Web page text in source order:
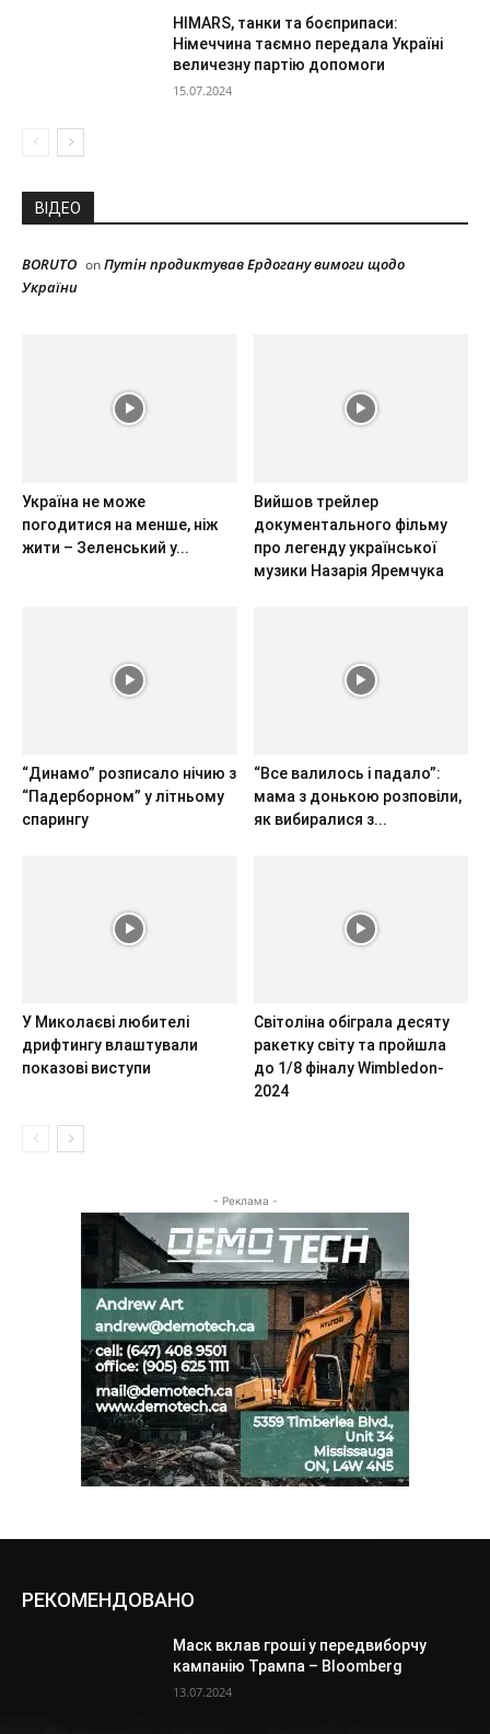
HIMARS, танки та боєприпаси:
Німеччина таємно передала Україні
величезну партію допомоги
15.07.2024
ВІДЕО
BORUTO onПутін продиктував Ердогану вимоги щодо
України
Україна не може
погодитися на менше, ніж
жити – Зеленський у...
Вийшов трейлер
документального фільму
про легенду української
музики Назарія Яремчука
“Динамо” розписало нічию з
“Падерборном” у літньому
спарингу
“Все валилось і падало”:
мама з донькою розповіли,
як вибиралися з...
У Миколаєві любителі
дрифтингу влаштували
показові виступи
Світоліна обіграла десяту
ракетку світу та пройшла
до 1/8 фіналу Wimbledon-
2024
- Реклама -
РЕКОМЕНДОВАНО
Маск вклав гроші у передвиборчу
кампанію Трампа – Bloomberg
13.07.2024